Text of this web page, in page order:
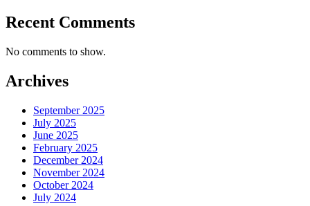
Recent Comments
No comments to show.
Archives
September 2025
July 2025
June 2025
February 2025
December 2024
November 2024
October 2024
July 2024